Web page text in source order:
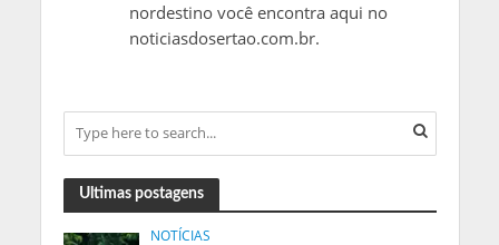
nordestino você encontra aqui no
noticiasdosertao.com.br.
Ultimas postagens
NOTÍCIAS